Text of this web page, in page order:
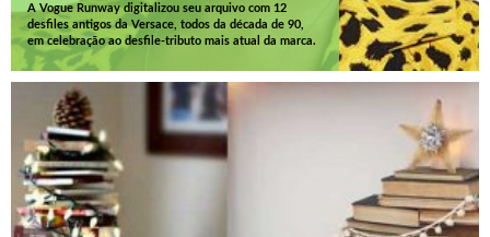
A Vogue Runway digitalizou seu arquivo com 12
desfiles antigos da Versace, todos da década de 90,
em celebração ao desfile-tributo mais atual da marca.